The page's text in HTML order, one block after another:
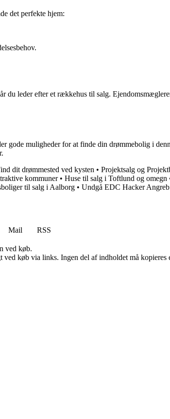
det perfekte hjem:
leder efter et rækkehus til salg.
gode muligheder for at finde din drømmebolig i
dit drømmested ved kysten • Projektsalg og
kommuner• Huse til salg i Toftlund og omegn
til salg i Aalborg • Undgå EDC Hacker
Mail
RSS
ved køb.
køb via links. Ingen del af indholdet må kopieres